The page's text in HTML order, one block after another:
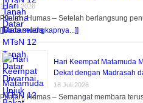
18 Juli 2026
Pitalah, Humas – Setelah berlangsung
[[Baca selengkapnya...]]
Hari Keempat Matamuda
Dekat dengan Madrasah
18 Juli 2026
Pitalah, Humas – Semangat membara